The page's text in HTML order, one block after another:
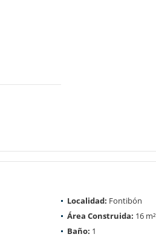
Localidad: Fontibón
Área Construida: 16 m²
Baño: 1